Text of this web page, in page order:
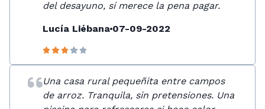
del desayuno, sí merece la pena pagar.
Lucía Liébana 07-09-2022
Una casa rural pequeñita entre campos
de arroz. Tranquila, sin pretensiones. Una